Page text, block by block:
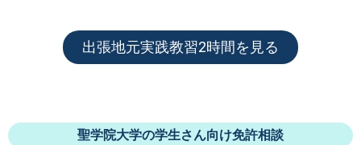
出張地元実践教習2時間を見る
聖学院大学の学生さん向け免許相談